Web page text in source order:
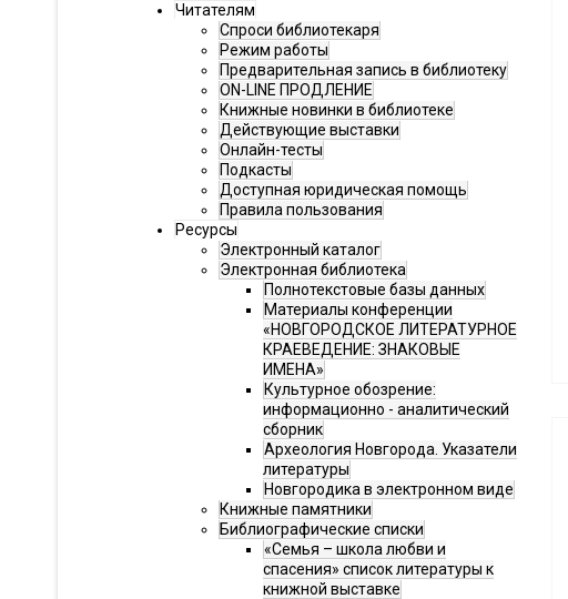
Читателям
Спроси библиотекаря
Режим работы
Предварительная запись в библиотеку
ON-LINE ПРОДЛЕНИЕ
Книжные новинки в библиотеке
Действующие выставки
Онлайн-тесты
Подкасты
Доступная юридическая помощь
Правила пользования
Ресурсы
Электронный каталог
Электронная библиотека
Полнотекстовые базы данных
Материалы конференции
«НОВГОРОДСКОЕ ЛИТЕРАТУРНОЕ
КРАЕВЕДЕНИЕ: ЗНАКОВЫЕ
ИМЕНА»
Культурное обозрение:
информационно - аналитический
сборник
Археология Новгорода. Указатели
литературы
Новгородика в электронном виде
Книжные памятники
Библиографические списки
«Семья – школа любви и
спасения» список литературы к
книжной выставке